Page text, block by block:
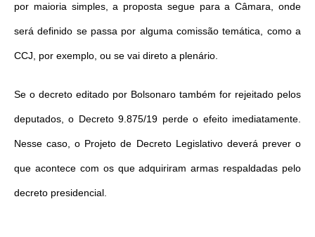
por maioria simples, a proposta segue para a Câmara, onde
será definido se passa por alguma comissão temática, como a
CCJ, por exemplo, ou se vai direto a plenário.
Se o decreto editado por Bolsonaro também for rejeitado pelos
deputados, o Decreto 9.875/19 perde o efeito imediatamente.
Nesse caso, o Projeto de Decreto Legislativo deverá prever o
que acontece com os que adquiriram armas respaldadas pelo
decreto presidencial.